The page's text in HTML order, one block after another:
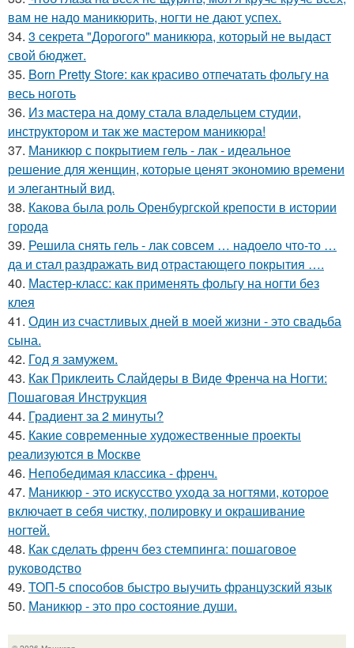
вам не надо маникюрить, ногти не дают успех.
34. 3 секрета "Дорогого" маникюра, который не выдаст
свой бюджет.
35. Born Pretty Store: как красиво отпечатать фольгу на
весь ноготь
36. Из мастера на дому стала владельцем студии,
инструктором и так же мастером маникюра!
37. Маникюр с покрытием гель - лак - идеальное
решение для женщин, которые ценят экономию времени
и элегантный вид.
38. Какова была роль Оренбургской крепости в истории
города
39. Решила снять гель - лак совсем … надоело что-то …
да и стал раздражать вид отрастающего покрытия ….
40. Мастер-класс: как применять фольгу на ногти без
клея
41. Один из счастливых дней в моей жизни - это свадьба
сына.
42. Год я замужем.
43. Как Приклеить Слайдеры в Виде Френча на Ногти:
Пошаговая Инструкция
44. Градиент за 2 минуты?
45. Какие современные художественные проекты
реализуются в Москве
46. Непобедимая классика - френч.
47. Маникюр - это искусство ухода за ногтями, которое
включает в себя чистку, полировку и окрашивание
ногтей.
48. Как сделать френч без стемпинга: пошаговое
руководство
49. ТОП-5 способов быстро выучить французский язык
50. Маникюр - это про состояние души.